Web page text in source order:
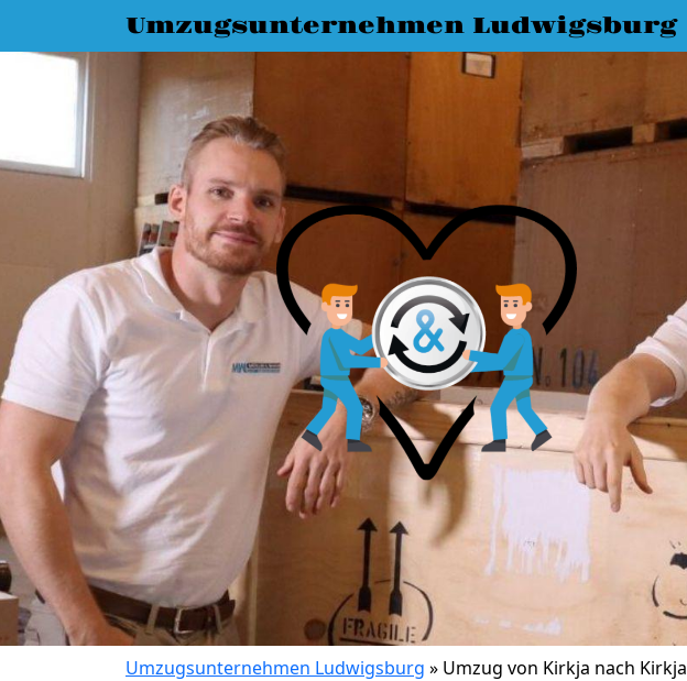
Umzugsunternehmen Ludwigsburg
Umzugsunternehmen Ludwigsburg » Umzug von Kirkja nach Kirkja